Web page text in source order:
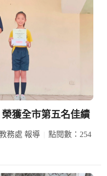
獲全市第五名佳績
務處 報導
點閱數：254